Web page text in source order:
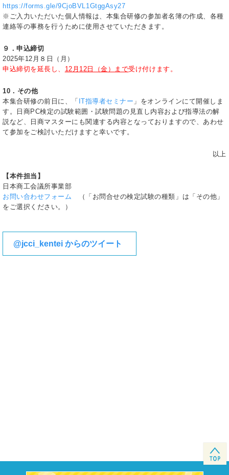
https://forms.gle/9CjoBVL1GtggAsy27
※ご入力いただいた個人情報は、本集合研修の参加者名簿の作成、各種
連絡等の事務を行うために使用させていただきます。
９．申込締切
2025年12月８日（月）
申込締切を延長し、 12月12日（金）まで受け付けます。
10．その他
本集合研修の前日に、「 IT指導者セミナー 」をオンラインにて開催しま
す。日商PC検定の試験範囲・試験問題の見直し内容および指導法の解
説など、日商マスターにも関連する内容となっておりますので、あわせ
て参加をご検討いただけますと幸いです。
以上
【本件担当】
日本商工会議所事業部
お問い合わせフォーム （「お問合せの検定試験の種類」は「その他」
をご選択ください。）
@jcci_kentei からのツイート